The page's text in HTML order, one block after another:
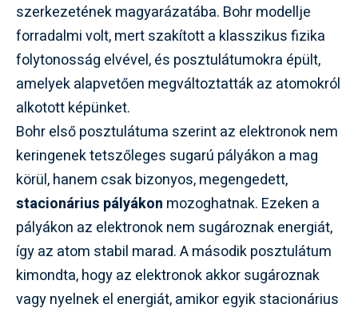
szerkezetének magyarázatába. Bohr modellje
forradalmi volt, mert szakított a klasszikus fizika
folytonosság elvével, és posztulátumokra épült,
amelyek alapvetően megváltoztatták az atomokról
alkotott képünket.
Bohr első posztulátuma szerint az elektronok nem
keringenek tetszőleges sugarú pályákon a mag
körül, hanem csak bizonyos, megengedett,
stacionárius pályákon mozoghatnak. Ezeken a
pályákon az elektronok nem sugároznak energiát,
így az atom stabil marad. A második posztulátum
kimondta, hogy az elektronok akkor sugároznak
vagy nyelnek el energiát, amikor egyik stacionárius